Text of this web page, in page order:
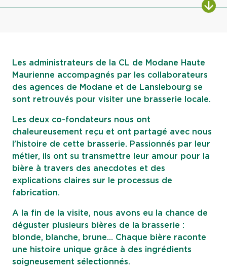
Les administrateurs de la CL de Modane Haute
Maurienne accompagnés par les collaborateurs
des agences de Modane et de Lanslebourg se
sont retrouvés pour visiter une brasserie locale.
Les deux co-fondateurs nous ont
chaleureusement reçu et ont partagé avec nous
l’histoire de cette brasserie. Passionnés par leur
métier, ils ont su transmettre leur amour pour la
bière à travers des anecdotes et des
explications claires sur le processus de
fabrication.
A la fin de la visite, nous avons eu la chance de
déguster plusieurs bières de la brasserie :
blonde, blanche, brune… Chaque bière raconte
une histoire unique grâce à des ingrédients
soigneusement sélectionnés.